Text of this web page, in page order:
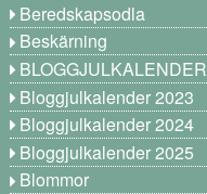
Beredskapsodla
Beskärning
BLOGGJULKALENDER
Bloggjulkalender 2023
Bloggjulkalender 2024
Bloggjulkalender 2025
Blommor